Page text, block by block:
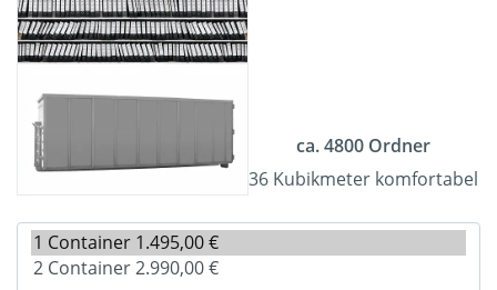
ca. 4800 Ordner
36 Kubikmeter komfortabel